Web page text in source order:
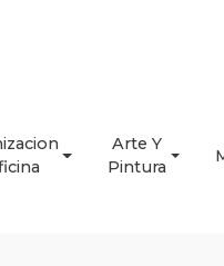
Arte Y
Pintura